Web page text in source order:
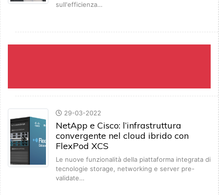
sull'efficienza…
29-03-2022
NetApp e Cisco: l’infrastruttura
convergente nel cloud ibrido con
FlexPod XCS
Le nuove funzionalità della piattaforma integrata di
tecnologie storage, networking e server pre-
validate…